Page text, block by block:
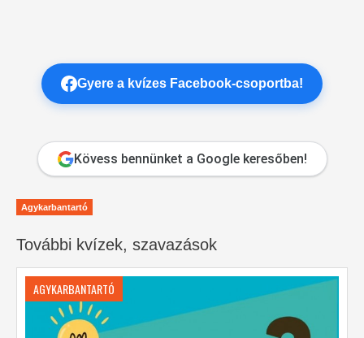
Gyere a kvízes Facebook-csoportba!
Kövess bennünket a Google keresőben!
Agykarbantartó
További kvízek, szavazások
AGYKARBANTARTÓ